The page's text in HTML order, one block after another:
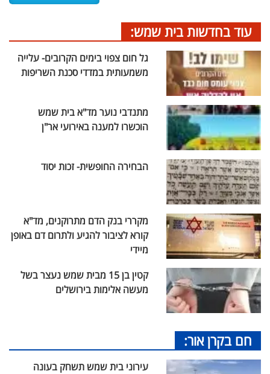
עוד בחדשות בית שמש:
גל חום צפוי בימים הקרובים- עלייה
משמעותית במדדי סכנת השריפות
מתנדבי נוער מד"א בית שמש
הוכשרו למענה באירועי אר"ן
הבחירה החופשית- זכות יסוד
מקררי בנק הדם מתרוקנים, מד"א
קורא לציבור להגיע ולתרום דם באופן
מיידי
קטין בן 15 מבית שמש נעצר בשל
מעשה אלימות בירושלים
חם בקרן אור:
עירוני בית שמש תשחק בעונה